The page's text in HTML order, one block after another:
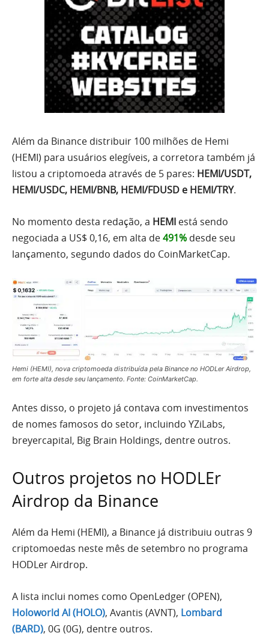
Além da Binance distribuir 100 milhões de Hemi
(HEMI) para usuários elegíveis, a corretora também já
listou a criptomoeda através de 5 pares: HEMI/USDT,
HEMI/USDC, HEMI/BNB, HEMI/FDUSD e HEMI/TRY.
No momento desta redação, a HEMI está sendo
negociada a US$ 0,16, em alta de491% desde seu
lançamento, segundo dados do CoinMarketCap.
Hemi (HEMI), nova criptomoeda distribuída pela Binance no HODLer Airdrop,
em forte alta desde seu lançamento. Fonte: CoinMarketCap.
Antes disso, o projeto já contava com investimentos
de nomes famosos do setor, incluindo YZiLabs,
breyercapital, Big Brain Holdings, dentre outros.
Outros projetos no HODLEr
Airdrop da Binance
Além da Hemi (HEMI), a Binance já distribuiu outras 9
criptomoedas neste mês de setembro no programa
HODLer Airdrop.
A lista inclui nomes como OpenLedger (OPEN),
Holoworld AI (HOLO), Avantis (AVNT), Lombard
(BARD), 0G (0G), dentre outros.